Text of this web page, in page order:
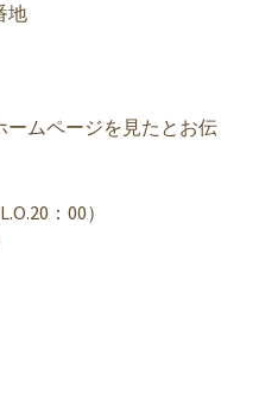
地
ームページを見たとお伝
：00）